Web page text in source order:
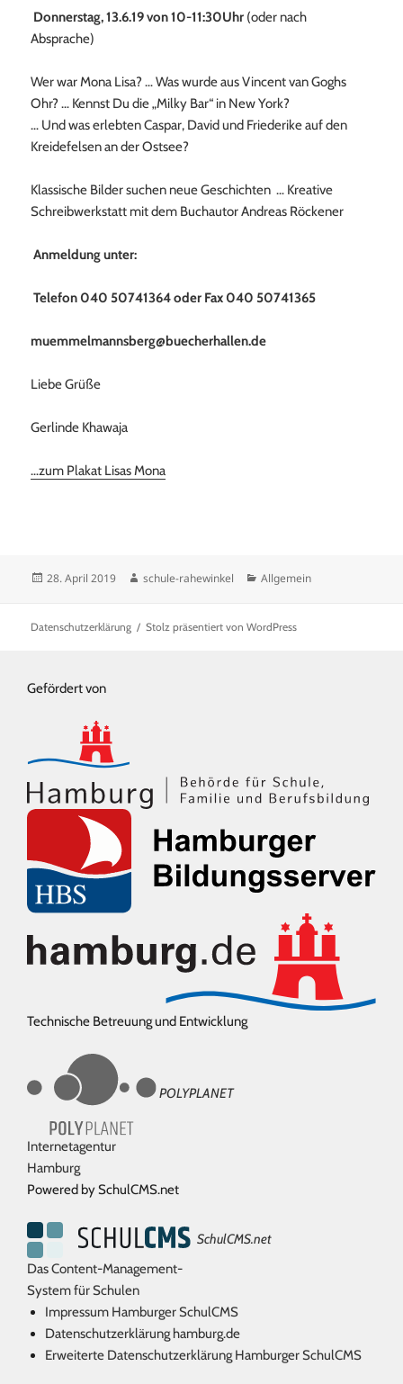
Donnerstag, 13.6.19 von 10-11:30Uhr (oder nach
Absprache)
Wer war Mona Lisa? … Was wurde aus Vincent van Goghs
Ohr? … Kennst Du die „Milky Bar“ in New York?
… Und was erlebten Caspar, David und Friederike auf den
Kreidefelsen an der Ostsee?
Klassische Bilder suchen neue Geschichten … Kreative
Schreibwerkstatt mit dem Buchautor Andreas Röckener
Anmeldung unter:
Telefon 040 50741364 oder Fax 040 50741365
muemmelmannsberg@buecherhallen.de
Liebe Grüße
Gerlinde Khawaja
…zum Plakat Lisas Mona
Veröffentlicht
28. April 2019 Autor
schule-rahewinkel Kategorien
Allgemein
Datenschutzerklärung Stolz präsentiert von WordPress
Gefördert von
Technische Betreuung und Entwicklung
POLYPLANET
Internetagentur
Hamburg
Powered by SchulCMS.net
SchulCMS.net
Das Content-Management-
System für Schulen
Impressum Hamburger SchulCMS
Datenschutzerklärung hamburg.de
Erweiterte Datenschutzerklärung Hamburger SchulCMS